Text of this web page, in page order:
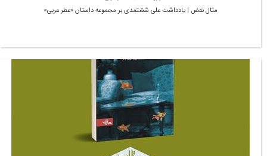
مثال نقض | یادداشت علی ششتمدی بر مجموعه داستان «عطر عربی»